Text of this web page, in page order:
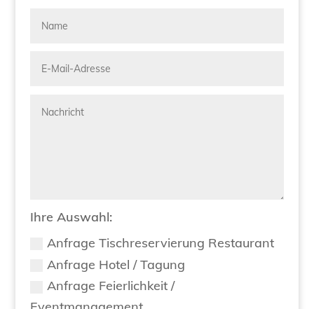
Ihre Auswahl:
Anfrage Tischreservierung Restaurant
Anfrage Hotel / Tagung
Anfrage Feierlichkeit /